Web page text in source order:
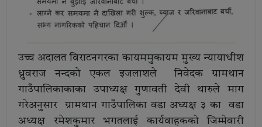
उच्च अदालत विराटनगरका कायममुकायम मुख्य न्यायाधीश
ध्रुवराज नन्दको एकल इजलाशले निवेदक ग्रामथान
गाउँपालिकाकाका उपाध्यक्ष गुणावती देवी थारुले माग
गरेअनुसार ग्रामथान गाउँपालिका वडा अध्यक्ष ३ का वडा
अध्यक्ष रमेशकुमार भगतलाई कार्यवाहकको जिम्मेवारी